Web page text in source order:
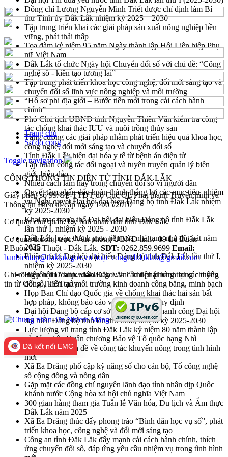
Đồng chí Lương Nguyễn Minh Triết được chỉ định làm Bí
thư Tỉnh ủy Đắk Lắk nhiệm kỳ 2025 – 2030
Tập trung triển khai các giải pháp sản xuất nông nghiệp bền
vững, phát thải thấp
Tọa đàm kỷ niệm 95 năm Ngày thành lập Hội Liên hiệp Phụ
nữ Việt Nam
Đắk Lắk tổ chức Ngày hội Chuyển đổi số với chủ đề: “Công
nghệ số - kiến tạo tương lai”
Tập trung phát triển khoa học công nghệ, đổi mới sáng tạo và
chuyển đổi số lĩnh vực nông nghiệp và môi trường
“Hồ sơ phi địa giới – Bước tiến mới trong cải cách hành
chính”
Phó Chủ tịch UBND tỉnh Nguyễn Thiên Văn kiểm tra công
tác chống khai thác IUU và nuôi trồng thủy sản
Tăng cường các giải pháp nhằm phát triển hiệu quả khoa học,
công nghệ, đổi mới sáng tạo và chuyển đổi số
Tỉnh Đắk Lắk hiện đại hóa y tế từ bệnh án điện tử
Tập huấn công tác đối ngoại và tuyên truyền quản lý biên
giới, biển đảo
Nhiều cách làm hay trong chuyển đổi số vì người dân
Quyết tâm phấn đấu hoàn thành thắng lợi các mục tiêu, nhiệm
vụ Nghị quyết Đại hội đại biểu Đảng bộ tỉnh Đắk Lắk nhiệm
kỳ 2025-2030
Khai mạc trọng thể Đại hội đại biểu Đảng bộ tỉnh Đắk Lắk
lần thứ I, nhiệm kỳ 2025 - 2030
Đắk Lắk hoàn thành mục tiêu xóa nhà tạm, nhà dột nát năm
2025
Phiên trù bị Đại hội đại biểu Đảng bộ tỉnh Đắk Lắk lần thứ I,
nhiệm kỳ 2025-2030
Hiệp hội Doanh nhân Đắk Lắk cần tiên phong trong chuyển
đổi số, kiến tạo môi trường kinh doanh công bằng, minh bạch
Họp Ban Chỉ đạo Quốc gia về chống khai thác hải sản bất
hợp pháp, không báo cáo và không theo quy định
Đại hội Đảng bộ cấp cơ sở góp phần vào thanh công Đại hội
đại biểu Đảng bộ tỉnh lần thứ nhất, nhiệm kỳ 2025-2030
Lực lượng vũ trang tỉnh Đắk Lắk kỷ niệm 80 năm thành lập
và đón nhận Huân chương Bảo vệ Tổ quốc hạng Nhì
Hội nghị chuyên đề về công tác khuyến nông trong tình hình
mới
Xã Ea Drăng phổ cập kỹ năng số cho cán bộ, Tổ công nghệ
số cộng đồng và nông dân
Gặp mặt các đồng chí nguyên lãnh đạo tỉnh nhân dịp Quốc
khánh nước Cộng hòa xã hội chủ nghĩa Việt Nam
300 gian hàng tham gia Tuần lễ Văn hóa, Du lịch và Ẩm thực
Đắk Lắk năm 2025
Xã Ea Drăng thúc đẩy phong trào “Bình dân học vụ số”, phát
triển khoa học, công nghệ và đổi mới sáng tạo
Công an tỉnh Đắk Lắk đẩy mạnh cải cách hành chính, thích
ứng chuyển đổi số, đáp ứng yêu cầu nhiệm vụ trong tình hình
Trang chủ
Sơ đồ cổng
Toggle navigation
CỔNG THÔNG TIN ĐIỆN TỬ TỈNH ĐẮK LẮK
Giấy phép số 99/GP-TTĐT do Cục QL Phát thanh Truyền hình và
Thông tin Điện tử cấp ngày 14/05/2010
Cơ quan chủ quản: Ủy ban nhân dân tỉnh Đắk Lắk
Cơ quan thường trực: Văn phòng UBND tỉnh - 09 Lê Duẩn -
P.Buôn Ma Thuột - Đắk Lắk. SĐT: 0262.859.9699 Email:
banbientap@daklak.gov.vn hoặc congttdtdaklak@gmail.com
Ghi rõ nguồn tin "http://daklak.gov.vn" khi phát hành lại các thông
tin từ Cổng TTĐT này
Đã kết nối EMC